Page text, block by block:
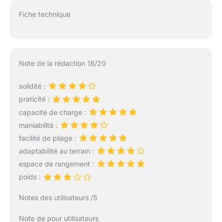
Fiche technique
Note de la rédaction 18/20
solidité :
praticité :
capacité de charge :
maniabilité :
facilité de pliage :
adaptabilité au terrain :
espace de rangement :
poids :
Notes des utilisateurs /5
Note de pour utilisateurs